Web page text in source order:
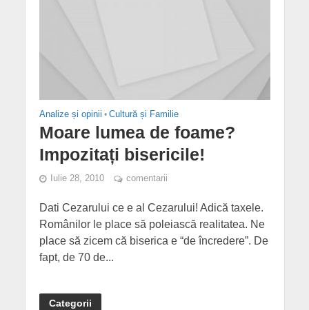
Analize și opinii • Cultură și Familie
Moare lumea de foame?
Impozitați bisericile!
Iulie 28, 2010 comentarii
Dati Cezarului ce e al Cezarului! Adică taxele.
Românilor le place să poleiască realitatea. Ne
place să zicem că biserica e “de încredere”. De
fapt, de 70 de...
Categorii